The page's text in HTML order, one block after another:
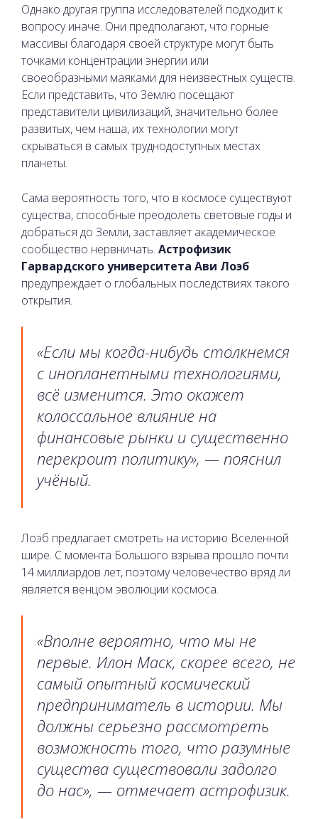
Однако другая группа исследователей подходит к
вопросу иначе. Они предполагают, что горные
массивы благодаря своей структуре могут быть
точками концентрации энергии или
своеобразными маяками для неизвестных существ.
Если представить, что Землю посещают
представители цивилизаций, значительно более
развитых, чем наша, их технологии могут
скрываться в самых труднодоступных местах
планеты.
Сама вероятность того, что в космосе существуют
существа, способные преодолеть световые годы и
добраться до Земли, заставляет академическое
сообщество нервничать. Астрофизик
Гарвардского университета Ави Лоэб
предупреждает о глобальных последствиях такого
открытия.
«Если мы когда-нибудь столкнемся
с инопланетными технологиями,
всё изменится. Это окажет
колоссальное влияние на
финансовые рынки и существенно
перекроит политику», — пояснил
учёный.
Лоэб предлагает смотреть на историю Вселенной
шире. С момента Большого взрыва прошло почти
14 миллиардов лет, поэтому человечество вряд ли
является венцом эволюции космоса.
«Вполне вероятно, что мы не
первые. Илон Маск, скорее всего, не
самый опытный космический
предприниматель в истории. Мы
должны серьезно рассмотреть
возможность того, что разумные
существа существовали задолго
до нас», — отмечает астрофизик.